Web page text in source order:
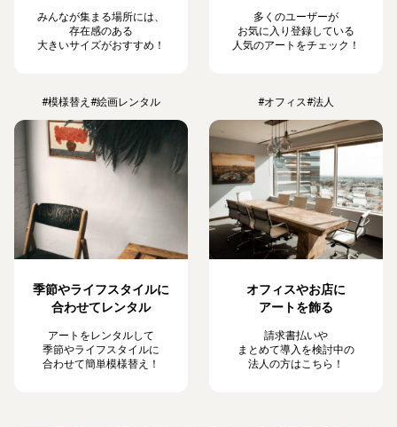
みんなが集まる場所には、
存在感のある
大きいサイズがおすすめ！
多くのユーザーが
お気に入り登録している
人気のアートをチェック！
#模様替え #絵画レンタル
季節やライフスタイルに
合わせてレンタル
アートをレンタルして
季節やライフスタイルに
合わせて簡単模様替え！
#オフィス#法人
オフィスやお店に
アートを飾る
請求書払いや
まとめて導入を検討中の
法人の方はこちら！